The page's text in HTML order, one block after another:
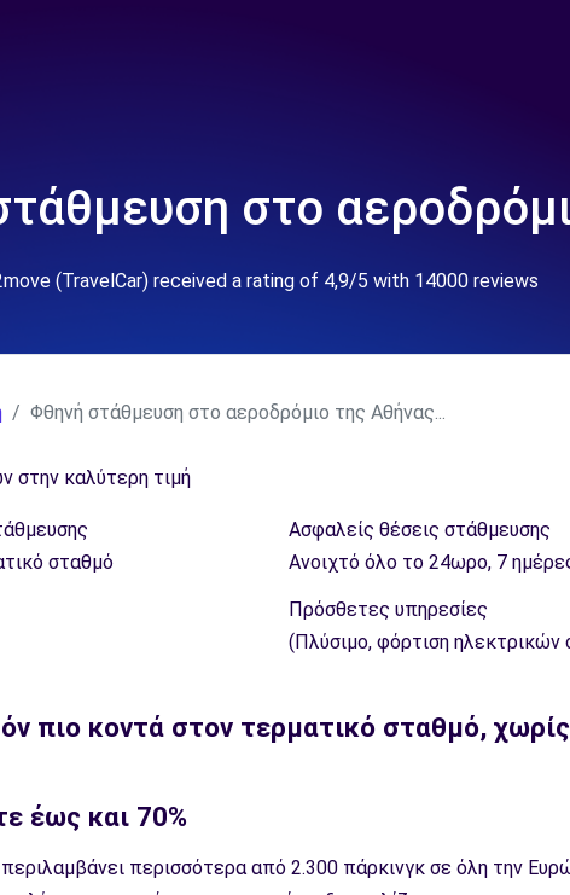
στο
(TravelCar) received a rating of 4,9/5 with 14000 reviews
Φθηνή στάθμευση στο αεροδρόμιο της Αθήνας...
στην καλύτερη τιμή
Ασφαλείς θέσεις στάθμευσης
Ανοιχτό όλο το 24ωρο, 7
σταθμό
Πρόσθετες υπηρεσίες
(Πλύσιμο, φόρτιση ηλεκτρικών
πιο κοντά στον τερματικό σταθμό,
έως και 70%
περισσότερα από 2.300 πάρκινγκ σε όλη την